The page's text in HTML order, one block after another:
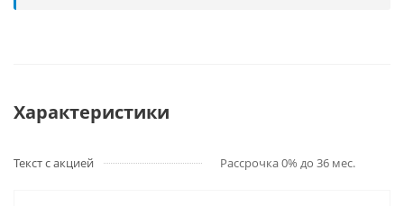
Характеристики
Текст с акцией Рассрочка 0% до 36 мес.